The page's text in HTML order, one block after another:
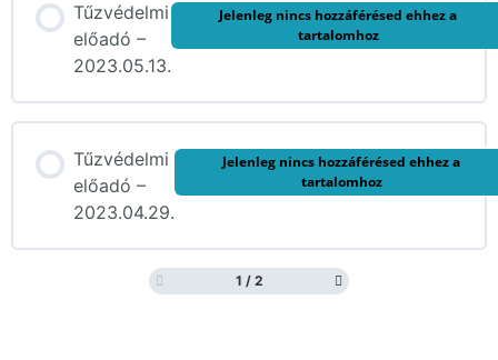
Tűzvédelmi
előadó –
2023.05.13.
Jelenleg nincs hozzáférésed ehhez a
tartalomhoz
Tűzvédelmi
előadó –
2023.04.29.
Jelenleg nincs hozzáférésed ehhez a
tartalomhoz
1 / 2